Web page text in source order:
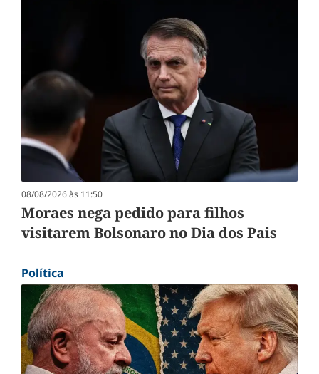
08/08/2026 às 11:50
Moraes nega pedido para filhos
visitarem Bolsonaro no Dia dos Pais
Política